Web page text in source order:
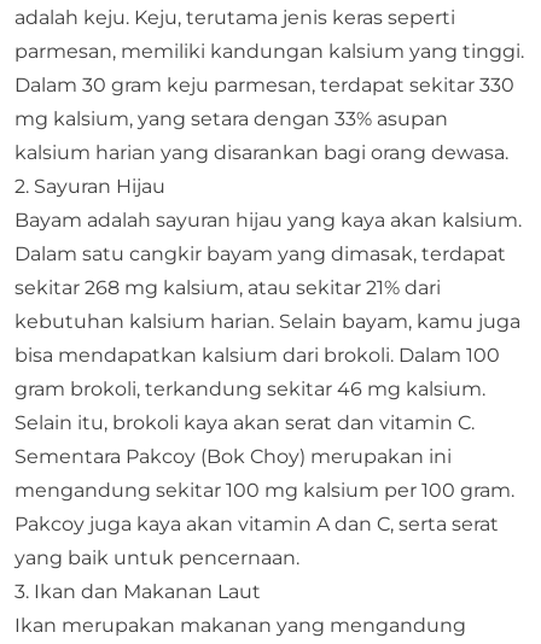
adalah keju. Keju, terutama jenis keras seperti
parmesan, memiliki kandungan kalsium yang tinggi.
Dalam 30 gram keju parmesan, terdapat sekitar 330
mg kalsium, yang setara dengan 33% asupan
kalsium harian yang disarankan bagi orang dewasa.​
2. Sayuran Hijau
Bayam adalah sayuran hijau yang kaya akan kalsium.
Dalam satu cangkir bayam yang dimasak, terdapat
sekitar 268 mg kalsium, atau sekitar 21% dari
kebutuhan kalsium harian.​ Selain bayam, kamu juga
bisa mendapatkan kalsium dari brokoli. Dalam 100
gram brokoli, terkandung sekitar 46 mg kalsium.
Selain itu, brokoli kaya akan serat dan vitamin C.​
Sementara Pakcoy (Bok Choy) merupakan ini
mengandung sekitar 100 mg kalsium per 100 gram.
Pakcoy juga kaya akan vitamin A dan C, serta serat
yang baik untuk pencernaan.​
3. Ikan dan Makanan Laut
Ikan merupakan makanan yang mengandung